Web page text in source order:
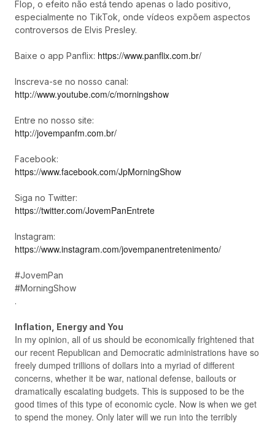
Flop, o efeito não está tendo apenas o lado positivo,
especialmente no TikTok, onde vídeos expõem aspectos
controversos de Elvis Presley.
Baixe o app Panflix: https://www.panflix.com.br/
Inscreva-se no nosso canal:
http://www.youtube.com/c/morningshow
Entre no nosso site:
http://jovempanfm.com.br/
Facebook:
https://www.facebook.com/JpMorningShow
Siga no Twitter:
https://twitter.com/JovemPanEntrete
Instagram:
https://www.instagram.com/jovempanentretenimento/
#JovemPan
#MorningShow
.
Inflation, Energy and You
In my opinion, all of us should be economically frightened that
our recent Republican and Democratic administrations have so
freely dumped trillions of dollars into a myriad of different
concerns, whether it be war, national defense, bailouts or
dramatically escalating budgets. This is supposed to be the
good times of this type of economic cycle. Now is when we get
to spend the money. Only later will we run into the terribly